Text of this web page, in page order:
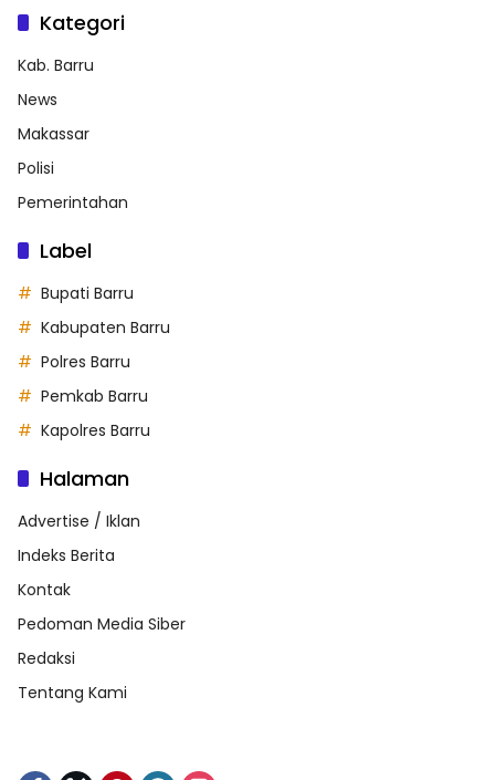
Kategori
Kab. Barru
News
Makassar
Polisi
Pemerintahan
Label
Bupati Barru
Kabupaten Barru
Polres Barru
Pemkab Barru
Kapolres Barru
Halaman
Advertise / Iklan
Indeks Berita
Kontak
Pedoman Media Siber
Redaksi
Tentang Kami